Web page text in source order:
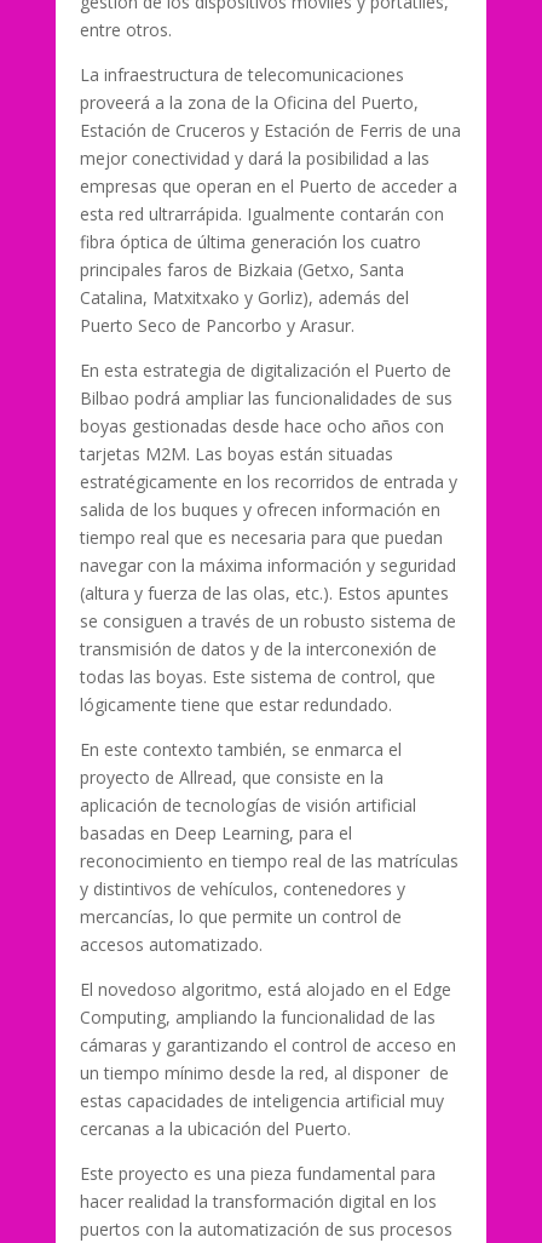
entre otros.
La infraestructura de telecomunicaciones
proveerá a la zona de la Oficina del Puerto,
Estación de Cruceros y Estación de Ferris de una
mejor conectividad y dará la posibilidad a las
empresas que operan en el Puerto de acceder a
esta red ultrarrápida. Igualmente contarán con
fibra óptica de última generación los cuatro
principales faros de Bizkaia (Getxo, Santa
Catalina, Matxitxako y Gorliz), además del
Puerto Seco de Pancorbo y Arasur.
En esta estrategia de digitalización el Puerto de
Bilbao podrá ampliar las funcionalidades de sus
boyas gestionadas desde hace ocho años con
tarjetas M2M. Las boyas están situadas
estratégicamente en los recorridos de entrada y
salida de los buques y ofrecen información en
tiempo real que es necesaria para que puedan
navegar con la máxima información y seguridad
(altura y fuerza de las olas, etc.). Estos apuntes
se consiguen a través de un robusto sistema de
transmisión de datos y de la interconexión de
todas las boyas. Este sistema de control, que
lógicamente tiene que estar redundado.
En este contexto también, se enmarca el
proyecto de Allread, que consiste en la
aplicación de tecnologías de visión artificial
basadas en Deep Learning, para el
reconocimiento en tiempo real de las matrículas
y distintivos de vehículos, contenedores y
mercancías, lo que permite un control de
accesos automatizado.
El novedoso algoritmo, está alojado en el Edge
Computing, ampliando la funcionalidad de las
cámaras y garantizando el control de acceso en
un tiempo mínimo desde la red, al disponer de
estas capacidades de inteligencia artificial muy
cercanas a la ubicación del Puerto.
Este proyecto es una pieza fundamental para
hacer realidad la transformación digital en los
puertos con la automatización de sus procesos